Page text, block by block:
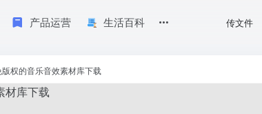
产品运营 生活百科 传文件
权的音乐音效素材库下载
频和多样的格式选择，成为了众多创作者不可或缺的资源宝库。